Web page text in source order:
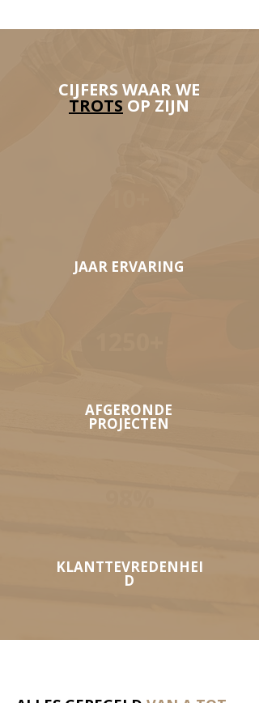
CIJFERS WAAR WE
TROTS OP ZIJN
JAAR ERVARING
AFGERONDE
PROJECTEN
KLANTTEVREDENHEI
D